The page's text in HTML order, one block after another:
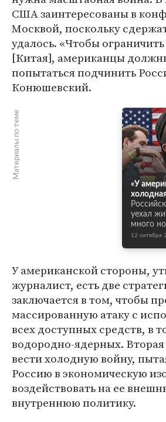
США заинтересованы в
Москвой, поскольку
удалось. «Чтобы
[Китая], американцы
попытаться подчинить
Конюшевский.
Материалы по теме
«У
уехал
много
12 октября
У американской стороны,
журналист, есть две
заключается в том, чтобы
массированную атаку с
всех доступных средств, в
водородно-ядерных.
вести холодную войну,
Россию в экономическую
воздействовать на ее
внутреннюю политику.